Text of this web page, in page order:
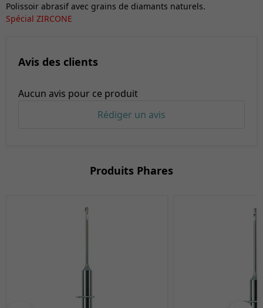
Polissoir abrasif avec grains de diamants naturels.
Spécial ZIRCONE
Avis des clients
Aucun avis pour ce produit
Rédiger un avis
Produits Phares